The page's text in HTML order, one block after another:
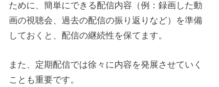
ために、簡単にできる配信内容（例：録画した動
画の視聴会、過去の配信の振り返りなど）を準備
しておくと、配信の継続性を保てます。
また、定期配信では徐々に内容を発展させていく
ことも重要です。